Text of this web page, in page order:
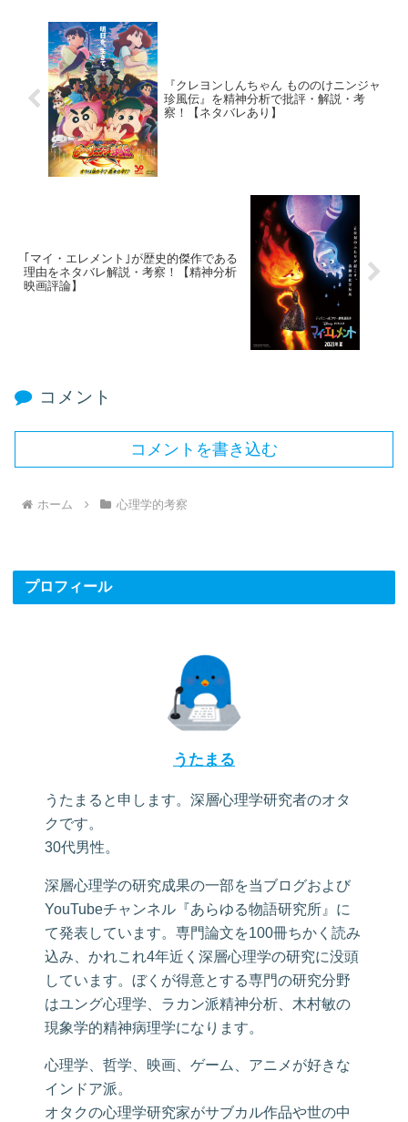
『クレヨンしんちゃん もののけニンジャ
珍風伝』を精神分析で批評・解説・考
察！【ネタバレあり】
｢マイ・エレメント｣が歴史的傑作である
理由をネタバレ解説・考察！【精神分析
映画評論】
コメント
コメントを書き込む
ホーム 心理学的考察
プロフィール
うたまる
うたまると申します。深層心理学研究者のオタ
クです。
30代男性。
深層心理学の研究成果の一部を当ブログおよび
YouTubeチャンネル『あらゆる物語研究所』に
て発表しています。専門論文を100冊ちかく読み
込み、かれこれ4年近く深層心理学の研究に没頭
しています。ぼくが得意とする専門の研究分野
はユング心理学、ラカン派精神分析、木村敏の
現象学的精神病理学になります。
心理学、哲学、映画、ゲーム、アニメが好きな
インドア派。
オタクの心理学研究家がサブカル作品や世の中